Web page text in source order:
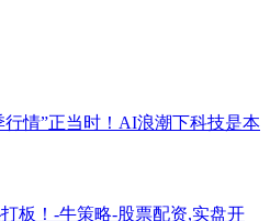
行情”正当时！AI浪潮下科技是本